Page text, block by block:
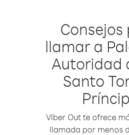
Consejos
llamar a
Autoridad
Santo
Viber Out te ofrece
llamada por menos